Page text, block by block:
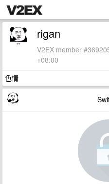
rigan
V2EX member
+08:00
色情